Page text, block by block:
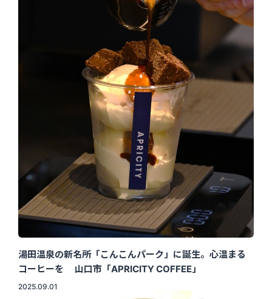
湯田温泉の新名所「こんこんパーク」に誕生。心温まる
コーヒーを 山口市「APRICITY COFFEE」
2025.09.01